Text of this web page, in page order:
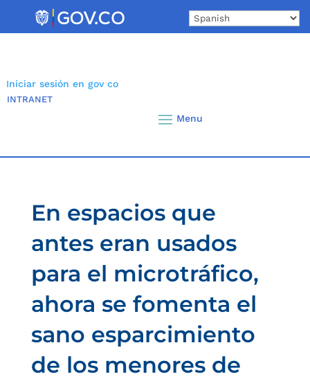
Iniciar sesión en gov co
INTRANET
En espacios que
antes eran usados
para el microtráfico,
ahora se fomenta el
sano esparcimiento
de los menores de